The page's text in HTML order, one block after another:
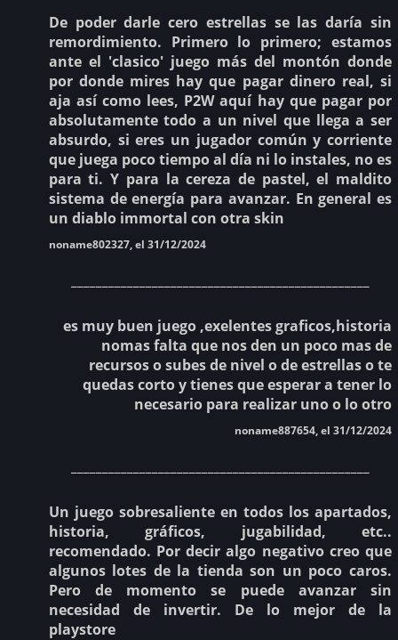
De poder darle cero estrellas se las daría sin
remordimiento. Primero lo primero; estamos
ante el 'clasico' juego más del montón donde
por donde mires hay que pagar dinero real, si
aja así como lees, P2W aquí hay que pagar por
absolutamente todo a un nivel que llega a ser
absurdo, si eres un jugador común y corriente
que juega poco tiempo al día ni lo instales, no es
para ti. Y para la cereza de pastel, el maldito
sistema de energía para avanzar. En general es
un diablo immortal con otra skin
noname802327, el 31/12/2024
es muy buen juego ,exelentes graficos,historia
nomas falta que nos den un poco mas de
recursos o subes de nivel o de estrellas o te
quedas corto y tienes que esperar a tener lo
necesario para realizar uno o lo otro
noname887654, el 31/12/2024
Un juego sobresaliente en todos los apartados,
historia, gráficos, jugabilidad, etc..
recomendado. Por decir algo negativo creo que
algunos lotes de la tienda son un poco caros.
Pero de momento se puede avanzar sin
necesidad de invertir. De lo mejor de la
playstore